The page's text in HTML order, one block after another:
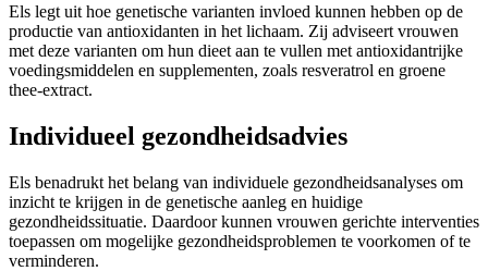
Els legt uit hoe genetische varianten invloed kunnen hebben op de
productie van antioxidanten in het lichaam. Zij adviseert vrouwen
met deze varianten om hun dieet aan te vullen met antioxidantrijke
voedingsmiddelen en supplementen, zoals resveratrol en groene
thee-extract.
Individueel gezondheidsadvies
Els benadrukt het belang van individuele gezondheidsanalyses om
inzicht te krijgen in de genetische aanleg en huidige
gezondheidssituatie. Daardoor kunnen vrouwen gerichte interventies
toepassen om mogelijke gezondheidsproblemen te voorkomen of te
verminderen.